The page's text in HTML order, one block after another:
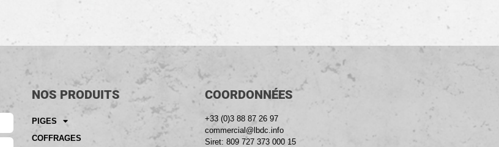
NOS PRODUITS
PIGES
COFFRAGES
COORDONNÉES
+33 (0)3 88 87 26 97
commercial@lbdc.info
Siret: 809 727 373 000 15